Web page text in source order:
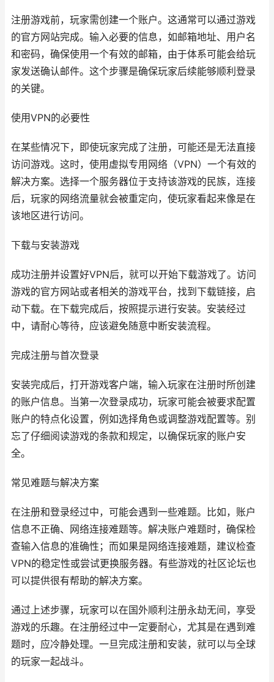
注册游戏前，玩家需创建一个账户。这通常可以通过游戏
的官方网站完成。输入必要的信息，如邮箱地址、用户名
和密码，确保使用一个有效的邮箱，由于体系可能会给玩
家发送确认邮件。这个步骤是确保玩家后续能够顺利登录
的关键。
使用VPN的必要性
在某些情况下，即使玩家完成了注册，可能还是无法直接
访问游戏。这时，使用虚拟专用网络（VPN）一个有效的
解决方案。选择一个服务器位于支持该游戏的民族，连接
后，玩家的网络流量就会被重定向，使玩家看起来像是在
该地区进行访问。
下载与安装游戏
成功注册并设置好VPN后，就可以开始下载游戏了。访问
游戏的官方网站或者相关的游戏平台，找到下载链接，启
动下载。在下载完成后，按照提示进行安装。安装经过
中，请耐心等待，应该避免随意中断安装流程。
完成注册与首次登录
安装完成后，打开游戏客户端，输入玩家在注册时所创建
的账户信息。当第一次登录成功，玩家可能会被要求配置
账户的特点化设置，例如选择角色或调整游戏配置等。别
忘了仔细阅读游戏的条款和规定，以确保玩家的账户安
全。
常见难题与解决方案
在注册和登录经过中，可能会遇到一些难题。比如，账户
信息不正确、网络连接难题等。解决账户难题时，确保检
查输入信息的准确性；而如果是网络连接难题，建议检查
VPN的稳定性或尝试更换服务器。有些游戏的社区论坛也
可以提供很有帮助的解决方案。
通过上述步骤，玩家可以在国外顺利注册永劫无间，享受
游戏的乐趣。在注册经过中一定要耐心，尤其是在遇到难
题时，应冷静处理。一旦完成注册和安装，就可以与全球
的玩家一起战斗。